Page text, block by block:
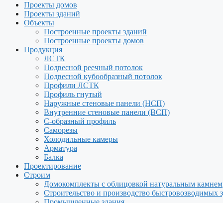
Проекты домов
Проекты зданий
Объекты
Построенные проекты зданий
Построенные проекты домов
Продукция
ЛСТК
Подвесной реечный потолок
Подвесной кубообразный потолок
Профили ЛСТК
Профиль гнутый
Наружные стеновые панели (НСП)
Внутренние стеновые панели (ВСП)
С-образный профиль
Саморезы
Холодильные камеры
Арматура
Балка
Проектирование
Строим
Домокомплекты с облицовкой натуральным камнем
Строительство и производство быстровозводимых